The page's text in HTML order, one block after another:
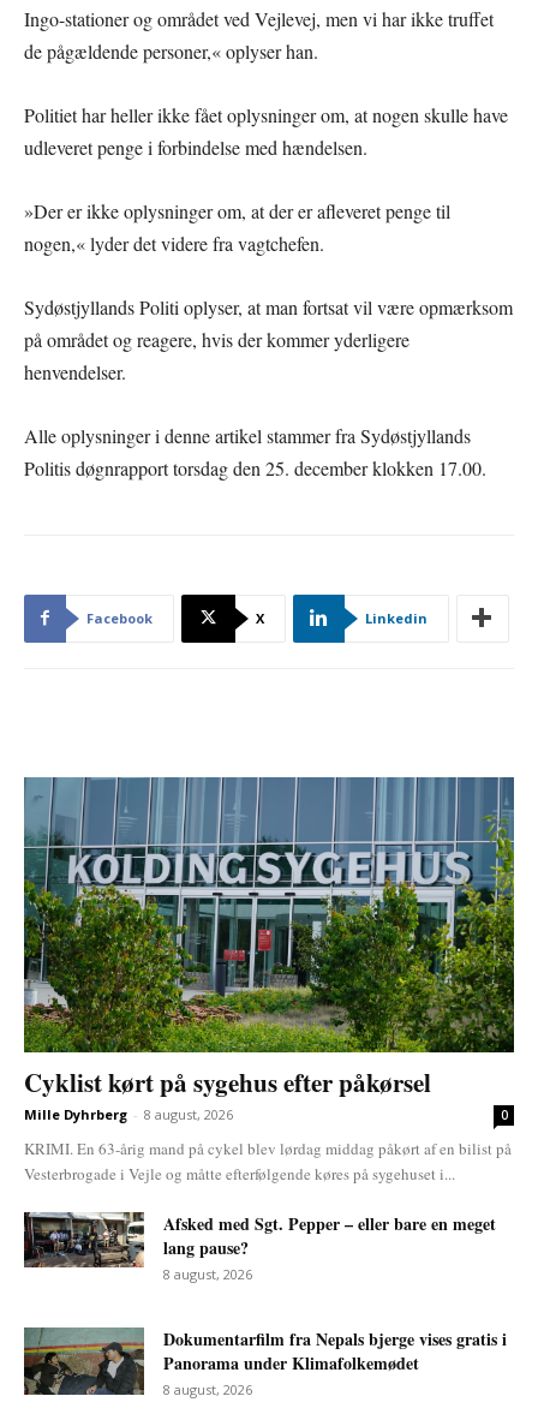
Ingo-stationer og området ved Vejlevej, men vi har ikke truffet
de pågældende personer,« oplyser han.
Politiet har heller ikke fået oplysninger om, at nogen skulle have
udleveret penge i forbindelse med hændelsen.
»Der er ikke oplysninger om, at der er afleveret penge til
nogen,« lyder det videre fra vagtchefen.
Sydøstjyllands Politi oplyser, at man fortsat vil være opmærksom
på området og reagere, hvis der kommer yderligere
henvendelser.
Alle oplysninger i denne artikel stammer fra Sydøstjyllands
Politis døgnrapport torsdag den 25. december klokken 17.00.
Facebook X Linkedin
Cyklist kørt på sygehus efter påkørsel
Mille Dyhrberg - 8 august, 2026 0
KRIMI. En 63-årig mand på cykel blev lørdag middag påkørt af en bilist på
Vesterbrogade i Vejle og måtte efterfølgende køres på sygehuset i...
Afsked med Sgt. Pepper – eller bare en meget
lang pause?
8 august, 2026
Dokumentarfilm fra Nepals bjerge vises gratis i
Panorama under Klimafolkemødet
8 august, 2026